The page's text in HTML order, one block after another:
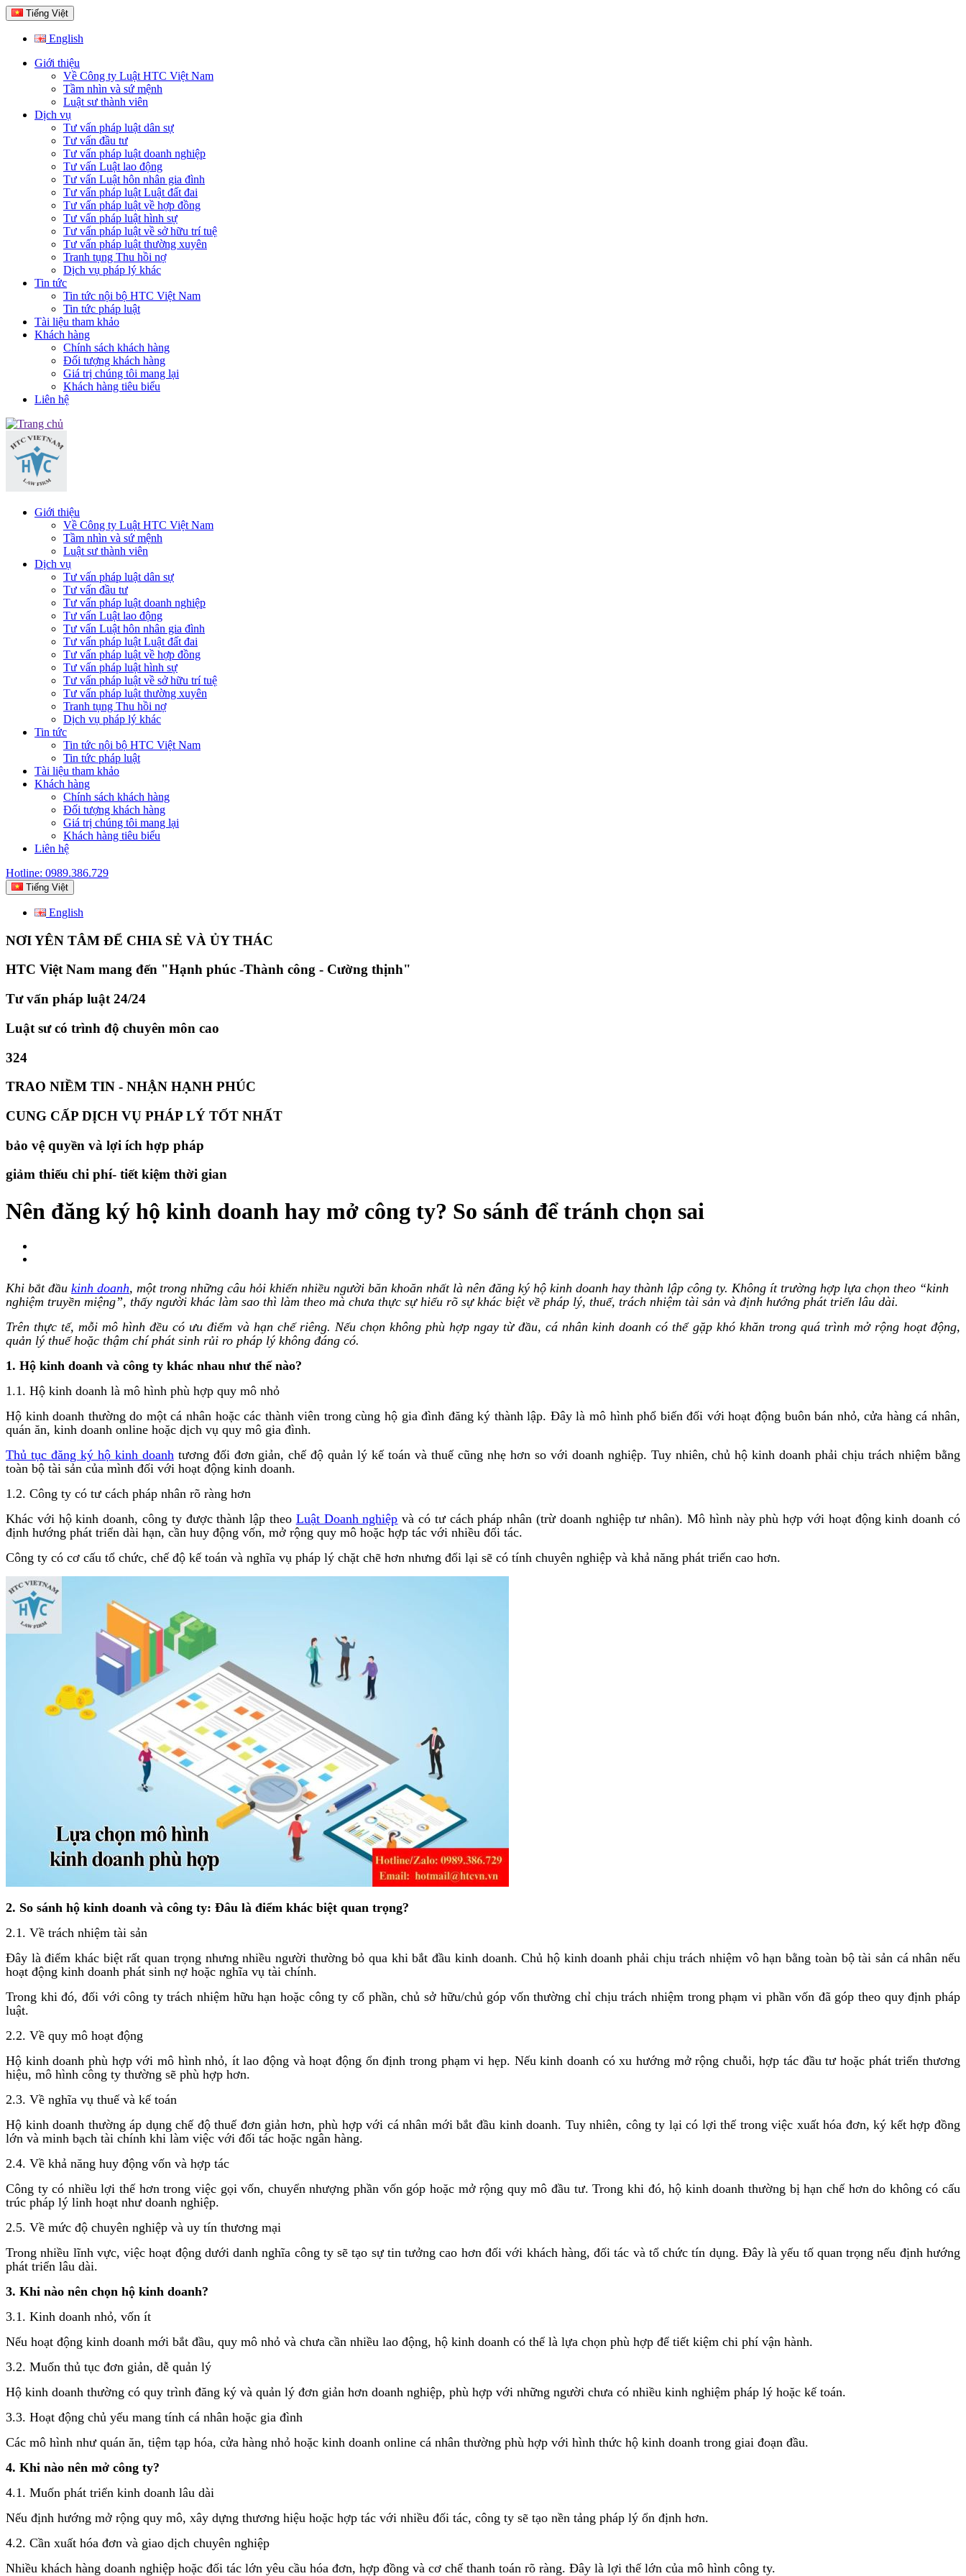
Tiếng Việt
English
Giới thiệu
Về Công ty Luật HTC Việt Nam
Tầm nhìn và sứ mệnh
Luật sư thành viên
Dịch vụ
Tư vấn pháp luật dân sự
Tư vấn đầu tư
Tư vấn pháp luật doanh nghiệp
Tư vấn Luật lao động
Tư vấn Luật hôn nhân gia đình
Tư vấn pháp luật Luật đất đai
Tư vấn pháp luật về hợp đồng
Tư vấn pháp luật hình sự
Tư vấn pháp luật về sở hữu trí tuệ
Tư vấn pháp luật thường xuyên
Tranh tụng Thu hồi nợ
Dịch vụ pháp lý khác
Tin tức
Tin tức nội bộ HTC Việt Nam
Tin tức pháp luật
Tài liệu tham khảo
Khách hàng
Chính sách khách hàng
Đối tượng khách hàng
Giá trị chúng tôi mang lại
Khách hàng tiêu biểu
Liên hệ
Giới thiệu
Về Công ty Luật HTC Việt Nam
Tầm nhìn và sứ mệnh
Luật sư thành viên
Dịch vụ
Tư vấn pháp luật dân sự
Tư vấn đầu tư
Tư vấn pháp luật doanh nghiệp
Tư vấn Luật lao động
Tư vấn Luật hôn nhân gia đình
Tư vấn pháp luật Luật đất đai
Tư vấn pháp luật về hợp đồng
Tư vấn pháp luật hình sự
Tư vấn pháp luật về sở hữu trí tuệ
Tư vấn pháp luật thường xuyên
Tranh tụng Thu hồi nợ
Dịch vụ pháp lý khác
Tin tức
Tin tức nội bộ HTC Việt Nam
Tin tức pháp luật
Tài liệu tham khảo
Khách hàng
Chính sách khách hàng
Đối tượng khách hàng
Giá trị chúng tôi mang lại
Khách hàng tiêu biểu
Liên hệ
Hotline: 0989.386.729
Tiếng Việt
English
NƠI YÊN TÂM ĐỂ CHIA SẺ VÀ ỦY THÁC
HTC Việt Nam mang đến "Hạnh phúc -Thành công - Cường thịnh"
Tư vấn pháp luật 24/24
Luật sư có trình độ chuyên môn cao
324
TRAO NIỀM TIN - NHẬN HẠNH PHÚC
CUNG CẤP DỊCH VỤ PHÁP LÝ TỐT NHẤT
bảo vệ quyền và lợi ích hợp pháp
giảm thiếu chi phí- tiết kiệm thời gian
Nên đăng ký hộ kinh doanh hay mở công ty? So sánh để tránh chọn sai
Khi bắt đầu kinh doanh, một trong những câu hỏi khiến nhiều người băn khoăn nhất là nên đăng ký hộ kinh doanh hay thành lập công ty. Không ít trường hợp lựa chọn theo “kinh
nghiệm truyền miệng”, thấy người khác làm sao thì làm theo mà chưa thực sự hiểu rõ sự khác biệt về pháp lý, thuế, trách nhiệm tài sản và định hướng phát triển lâu dài.
Trên thực tế, mỗi mô hình đều có ưu điểm và hạn chế riêng. Nếu chọn không phù hợp ngay từ đầu, cá nhân kinh doanh có thể gặp khó khăn trong quá trình mở rộng hoạt động,
quản lý thuế hoặc thậm chí phát sinh rủi ro pháp lý không đáng có.
1. Hộ kinh doanh và công ty khác nhau như thế nào?
1.1. Hộ kinh doanh là mô hình phù hợp quy mô nhỏ
Hộ kinh doanh thường do một cá nhân hoặc các thành viên trong cùng hộ gia đình đăng ký thành lập. Đây là mô hình phổ biến đối với hoạt động buôn bán nhỏ, cửa hàng cá nhân,
quán ăn, kinh doanh online hoặc dịch vụ quy mô gia đình.
Thủ tục đăng ký hộ kinh doanh tương đối đơn giản, chế độ quản lý kế toán và thuế cũng nhẹ hơn so với doanh nghiệp. Tuy nhiên, chủ hộ kinh doanh phải chịu trách nhiệm bằng
toàn bộ tài sản của mình đối với hoạt động kinh doanh.
1.2. Công ty có tư cách pháp nhân rõ ràng hơn
Khác với hộ kinh doanh, công ty được thành lập theo Luật Doanh nghiệp và có tư cách pháp nhân (trừ doanh nghiệp tư nhân). Mô hình này phù hợp với hoạt động kinh doanh có
định hướng phát triển dài hạn, cần huy động vốn, mở rộng quy mô hoặc hợp tác với nhiều đối tác.
Công ty có cơ cấu tổ chức, chế độ kế toán và nghĩa vụ pháp lý chặt chẽ hơn nhưng đổi lại sẽ có tính chuyên nghiệp và khả năng phát triển cao hơn.
2. So sánh hộ kinh doanh và công ty: Đâu là điểm khác biệt quan trọng?
2.1. Về trách nhiệm tài sản
Đây là điểm khác biệt rất quan trọng nhưng nhiều người thường bỏ qua khi bắt đầu kinh doanh. Chủ hộ kinh doanh phải chịu trách nhiệm vô hạn bằng toàn bộ tài sản cá nhân nếu
hoạt động kinh doanh phát sinh nợ hoặc nghĩa vụ tài chính.
Trong khi đó, đối với công ty trách nhiệm hữu hạn hoặc công ty cổ phần, chủ sở hữu/chủ góp vốn thường chỉ chịu trách nhiệm trong phạm vi phần vốn đã góp theo quy định pháp
luật.
2.2. Về quy mô hoạt động
Hộ kinh doanh phù hợp với mô hình nhỏ, ít lao động và hoạt động ổn định trong phạm vi hẹp. Nếu kinh doanh có xu hướng mở rộng chuỗi, hợp tác đầu tư hoặc phát triển thương
hiệu, mô hình công ty thường sẽ phù hợp hơn.
2.3. Về nghĩa vụ thuế và kế toán
Hộ kinh doanh thường áp dụng chế độ thuế đơn giản hơn, phù hợp với cá nhân mới bắt đầu kinh doanh. Tuy nhiên, công ty lại có lợi thế trong việc xuất hóa đơn, ký kết hợp đồng
lớn và minh bạch tài chính khi làm việc với đối tác hoặc ngân hàng.
2.4. Về khả năng huy động vốn và hợp tác
Công ty có nhiều lợi thế hơn trong việc gọi vốn, chuyển nhượng phần vốn góp hoặc mở rộng quy mô đầu tư. Trong khi đó, hộ kinh doanh thường bị hạn chế hơn do không có cấu
trúc pháp lý linh hoạt như doanh nghiệp.
2.5. Về mức độ chuyên nghiệp và uy tín thương mại
Trong nhiều lĩnh vực, việc hoạt động dưới danh nghĩa công ty sẽ tạo sự tin tưởng cao hơn đối với khách hàng, đối tác và tổ chức tín dụng. Đây là yếu tố quan trọng nếu định hướng
phát triển lâu dài.
3. Khi nào nên chọn hộ kinh doanh?
3.1. Kinh doanh nhỏ, vốn ít
Nếu hoạt động kinh doanh mới bắt đầu, quy mô nhỏ và chưa cần nhiều lao động, hộ kinh doanh có thể là lựa chọn phù hợp để tiết kiệm chi phí vận hành.
3.2. Muốn thủ tục đơn giản, dễ quản lý
Hộ kinh doanh thường có quy trình đăng ký và quản lý đơn giản hơn doanh nghiệp, phù hợp với những người chưa có nhiều kinh nghiệm pháp lý hoặc kế toán.
3.3. Hoạt động chủ yếu mang tính cá nhân hoặc gia đình
Các mô hình như quán ăn, tiệm tạp hóa, cửa hàng nhỏ hoặc kinh doanh online cá nhân thường phù hợp với hình thức hộ kinh doanh trong giai đoạn đầu.
4. Khi nào nên mở công ty?
4.1. Muốn phát triển kinh doanh lâu dài
Nếu định hướng mở rộng quy mô, xây dựng thương hiệu hoặc hợp tác với nhiều đối tác, công ty sẽ tạo nền tảng pháp lý ổn định hơn.
4.2. Cần xuất hóa đơn và giao dịch chuyên nghiệp
Nhiều khách hàng doanh nghiệp hoặc đối tác lớn yêu cầu hóa đơn, hợp đồng và cơ chế thanh toán rõ ràng. Đây là lợi thế lớn của mô hình công ty.